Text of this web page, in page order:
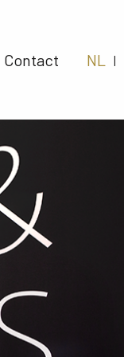
Contact NL |